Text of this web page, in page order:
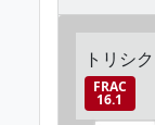
トリシ
FRAC
16.1